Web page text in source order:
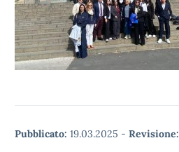
Pubblicato: 19.03.2025 - Revisione: